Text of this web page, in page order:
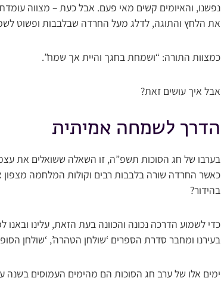
נפשנו, והאיומים קשים מאי פעם. אבל כעת – מצווה
את הלחץ והתוגה, לדלג מעל החרדה שבלבבות ופשוט
כמצוות התורה: “ושמחת בחגך והיית אך שמח”.
אבל איך עושים זאת?
הדרך לשמחה אמיתית
בערבו של חג הסוכות תשפ”ה, זו השאלה ששואלים את
כאשר החרדה שורה בלבבות רבים וקולות המלחמה מצפון
בהידור?
כדי לשמוע הדרכה נכונה והכוונה בעת הזאת, עלינו ובאנו
בעירנו ומחבר סדרת הספרים ‘שולחן הטהרה’, ‘שולחן
ימים אלו של ערב חג הסוכות הם מהימים העמוסים בשנה